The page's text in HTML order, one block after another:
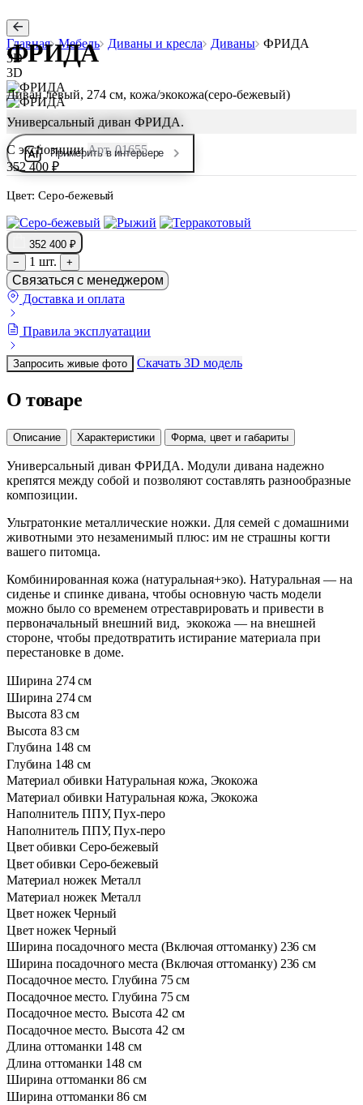
Главная Мебель Диваны и кресла Диваны ФРИДА
3D
3D
Примерить в интерьере
ФРИДА
Диван левый, 274 см, кожа/экокожа(серо-бежевый)
Универсальный диван ФРИДА.
С экспозиции Арт. 01655
352 400 ₽
Цвет: Серо-бежевый
352 400 ₽
−
1 шт. +
Связаться с менеджером
Доставка и оплата
Правила эксплуатации
Запросить живые фото Скачать 3D модель
О товаре
Описание Характеристики Форма, цвет и габариты
Универсальный диван ФРИДА. Модули дивана надежно
крепятся между собой и позволяют составлять разнообразные
композиции.
Ультратонкие металлические ножки. Для семей с домашними
животными это незаменимый плюс: им не страшны когти
вашего питомца.
Комбинированная кожа (натуральная+эко). Натуральная — на
сиденье и спинке дивана, чтобы основную часть модели
можно было со временем отреставрировать и привести в
первоначальный внешний вид, экокожа — на внешней
стороне, чтобы предотвратить истирание материала при
перестановке в доме.
Ширина 274 см
Ширина 274 см
Высота 83 см
Высота 83 см
Глубина 148 см
Глубина 148 см
Материал обивки Натуральная кожа, Экокожа
Материал обивки Натуральная кожа, Экокожа
Наполнитель ППУ, Пух-перо
Наполнитель ППУ, Пух-перо
Цвет обивки Серо-бежевый
Цвет обивки Серо-бежевый
Материал ножек Металл
Материал ножек Металл
Цвет ножек Черный
Цвет ножек Черный
Ширина посадочного места (Включая оттоманку) 236 см
Ширина посадочного места (Включая оттоманку) 236 см
Посадочное место. Глубина 75 см
Посадочное место. Глубина 75 см
Посадочное место. Высота 42 см
Посадочное место. Высота 42 см
Длина оттоманки 148 см
Длина оттоманки 148 см
Ширина оттоманки 86 см
Ширина оттоманки 86 см